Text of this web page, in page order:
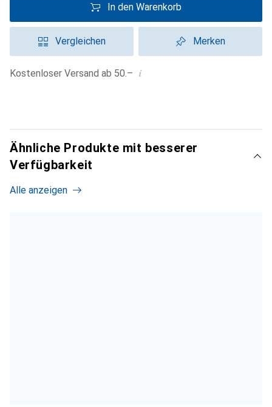
In den Warenkorb
Vergleichen Merken
Kostenloser Versand ab 50.– i
Ähnliche Produkte mit besserer
Verfügbarkeit
Alle anzeigen